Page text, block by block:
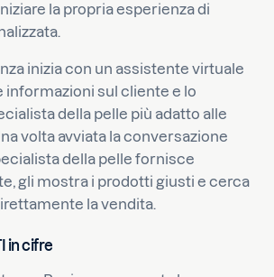
la propria esperienza di
inizia con un assistente virtuale
informazioni sul cliente e lo
della pelle più adatto alle
volta avviata la conversazione
della pelle fornisce
gli mostra i prodotti giusti e cerca
la vendita.
in cifre